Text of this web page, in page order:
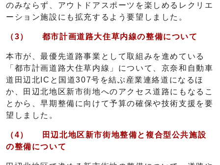
のみならず、アウトドアスポーツを楽しめるレクリエ
ーション施設にも拡充するよう要望しました。
（3） 都市計画道路大住草内線の整備について
本市が、最優先道路事業として取組みを進めている
「都市計画道路大住草内線」について、京奈和自動車
道田辺北ICと国道307号を結ぶ産業連絡道になるほ
か、田辺北地区新市街地へのアクセス道路にもなるこ
とから、早期整備に向けて予算の確保や技術支援を要
望しました。
（4）
田辺北地区新市街地整備と複合型公共施設
の整備について